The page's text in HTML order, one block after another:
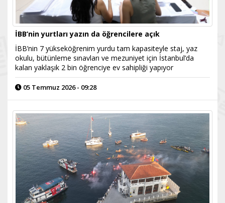
İBB’nin yurtları yazın da öğrencilere açık
İBB’nin 7 yükseköğrenim yurdu tam kapasiteyle staj, yaz
okulu, bütünleme sınavları ve mezuniyet için İstanbul’da
kalan yaklaşık 2 bin öğrenciye ev sahipliği yapıyor
05 Temmuz 2026 - 09:28